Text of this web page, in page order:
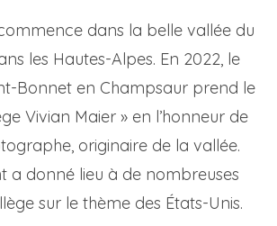
dans la belle vallée du
les Hautes-Alpes. En 2022, le
Bonnet en Champsaur prend le
Vivian Maier » en l’honneur de
originaire de la vallée.
a donné lieu à de nombreuses
sur le thème des États-Unis.